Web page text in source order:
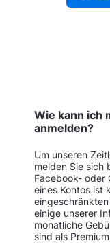
Wie kann ich
anmelden?
Um unseren
melden Sie sich
Facebook- oder
eines Kontos ist
einige unserer
monatliche
sind als